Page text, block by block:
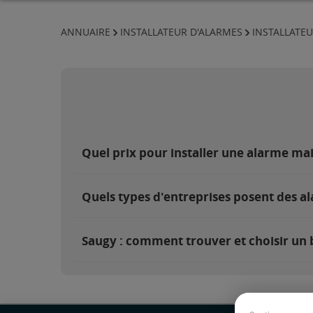
ANNUAIRE INSTALLATEUR D'ALARMES
Quel prix pour installer une alarme
Quels types d'entreprises posent des
Saugy : comment trouver et choisir